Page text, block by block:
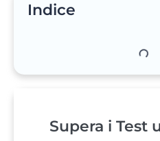
Indice
Supera i Test